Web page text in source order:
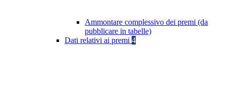
Ammontare complessivo dei premi (da
pubblicare in tabelle)
Dati relativi ai premi 4